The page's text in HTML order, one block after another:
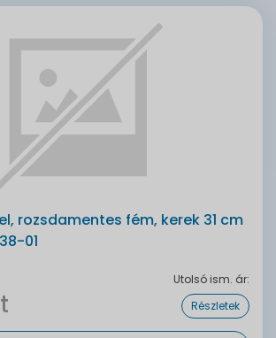
rozsdamentes fém, kerek 31 cm
01
Utolsó ism. ár:
Részletek